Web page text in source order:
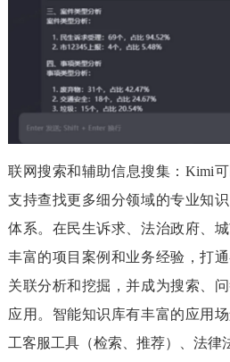
联网搜索和辅助信息搜集：Kimi
支持查找更多细分领域的专业知
体系。在民生诉求、法治政府、
丰富的项目案例和业务经验，打
关联分析和挖掘，并成为搜索、
应用。智能知识库有丰富的应用
工客服工具（检索、推荐）、法律